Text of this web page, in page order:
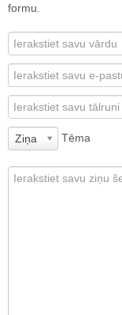
formu.
Ziņa Tēma